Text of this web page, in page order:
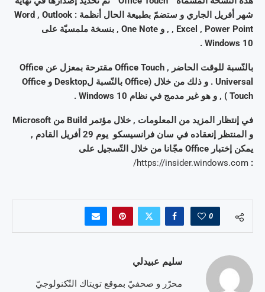
شهر أفريل الجاري و ستضمّ بطبيعة الحال أنظمة : Word , Outlook
, Excel , Power Point , و One Note , بنسخة ملمسيّة على
Windows 10 .
بالنّسبة للوقت الحاضر , Office Touch مقترحة بمعزل عن Office
Universal . و ذلك من خلال (Office بالنّسبة لDesktop و Office
Touch ) , و هو غير مدمج في نظام Windows 10 .
في إنتظار المزيد من المعلومات , خلال مؤتمر Build من Microsoft
و المنتظر إنعقاده في سان فرانسيسكو يوم 29 أفريل القادم ,
يمكن إختبار Office مجّانا من خلال التّسجيل على
:
https://insider.windows.com/
0
سليم عبيدلي
محرّر و صحفيّ بموقع تويتاك التّكنولوجيّ